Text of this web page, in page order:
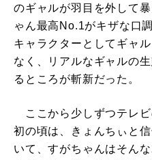
のギャルが羽目を外して
ゃん最高No.1がキザな口
キャラクターとしてギャ
なく、リアルなギャルの
るところが斬新だった。
ここから少しずつテレ
初の頃は、きょんちぃと
いて、すがちゃんはそん